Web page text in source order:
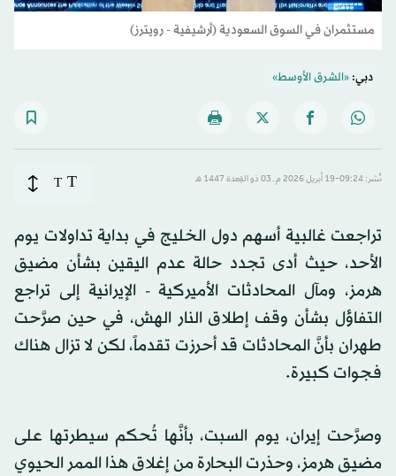
مستثمران في السوق السعودية (أرشيفية - رويترز)
دبي:«الشرق الأوسط»
نُشر: 09:24-19 أبريل 2026 م ـ 03 ذو القِعدة 1447 هـ T
T
تراجعت غالبية أسهم دول الخليج في بداية تداولات يوم
الأحد، حيث أدى تجدد حالة عدم اليقين بشأن مضيق
هرمز، ومآل المحادثات الأميركية - الإيرانية إلى تراجع
التفاؤل بشأن وقف إطلاق النار الهش، في حين صرَّحت
طهران بأنَّ المحادثات قد أحرزت تقدماً، لكن لا تزال هناك
فجوات كبيرة.
وصرَّحت إيران، يوم السبت، بأنَّها تُحكم سيطرتها على
مضيق هرمز، وحذرت البحارة من إغلاق هذا الممر الحيوي